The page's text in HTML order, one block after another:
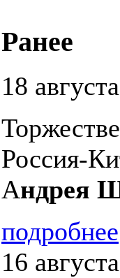
Ранее
18 августа
Россия-
Андрея
подробнее
16 августа